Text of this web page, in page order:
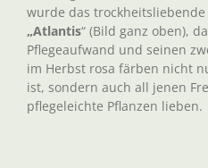
wurde das trockheitsliebende
„Atlantis“ (Bild ganz oben),
Pflegeaufwand und seinen
im Herbst rosa färben nicht
ist, sondern auch all jenen
pflegeleichte Pflanzen lieben.